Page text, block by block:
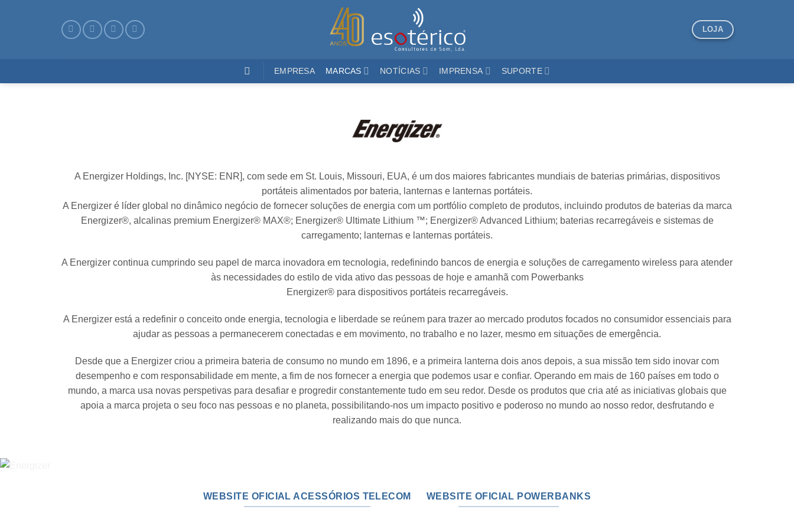
LOJA
EMPRESA MARCAS NOTÍCIAS IMPRENSA SUPORTE
A Energizer Holdings, Inc. [NYSE: ENR], com sede em St. Louis, Missouri, EUA, é um dos maiores fabricantes mundiais de baterias primárias, dispositivos
portáteis alimentados por bateria, lanternas e lanternas portáteis.
A Energizer é líder global no dinâmico negócio de fornecer soluções de energia com um portfólio completo de produtos, incluindo produtos de baterias da marca
Energizer®, alcalinas premium Energizer® MAX®; Energizer® Ultimate Lithium ™; Energizer® Advanced Lithium; baterias recarregáveis e sistemas de
carregamento; lanternas e lanternas portáteis.
A Energizer continua cumprindo seu papel de marca inovadora em tecnologia, redefinindo bancos de energia e soluções de carregamento wireless para atender
às necessidades do estilo de vida ativo das pessoas de hoje e amanhã com Powerbanks
Energizer® para dispositivos portáteis recarregáveis.
A Energizer está a redefinir o conceito onde energia, tecnologia e liberdade se reúnem para trazer ao mercado produtos focados no consumidor essenciais para
ajudar as pessoas a permanecerem conectadas e em movimento, no trabalho e no lazer, mesmo em situações de emergência.
Desde que a Energizer criou a primeira bateria de consumo no mundo em 1896, e a primeira lanterna dois anos depois, a sua missão tem sido inovar com
desempenho e com responsabilidade em mente, a fim de nos fornecer a energia que podemos usar e confiar. Operando em mais de 160 países em todo o
mundo, a marca usa novas perspetivas para desafiar e progredir constantemente tudo em seu redor. Desde os produtos que cria até as iniciativas globais que
apoia a marca projeta o seu foco nas pessoas e no planeta, possibilitando-nos um impacto positivo e poderoso no mundo ao nosso redor, desfrutando e
realizando mais do que nunca.
WEBSITE OFICIAL ACESSÓRIOS TELECOM WEBSITE OFICIAL POWERBANKS